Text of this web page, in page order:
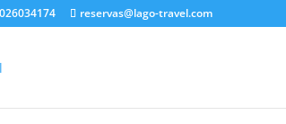
reservas@lago-travel.com